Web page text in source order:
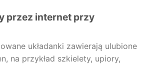
przez internet przy
układanki zawierają ulubione
na przykład szkielety, upiory,